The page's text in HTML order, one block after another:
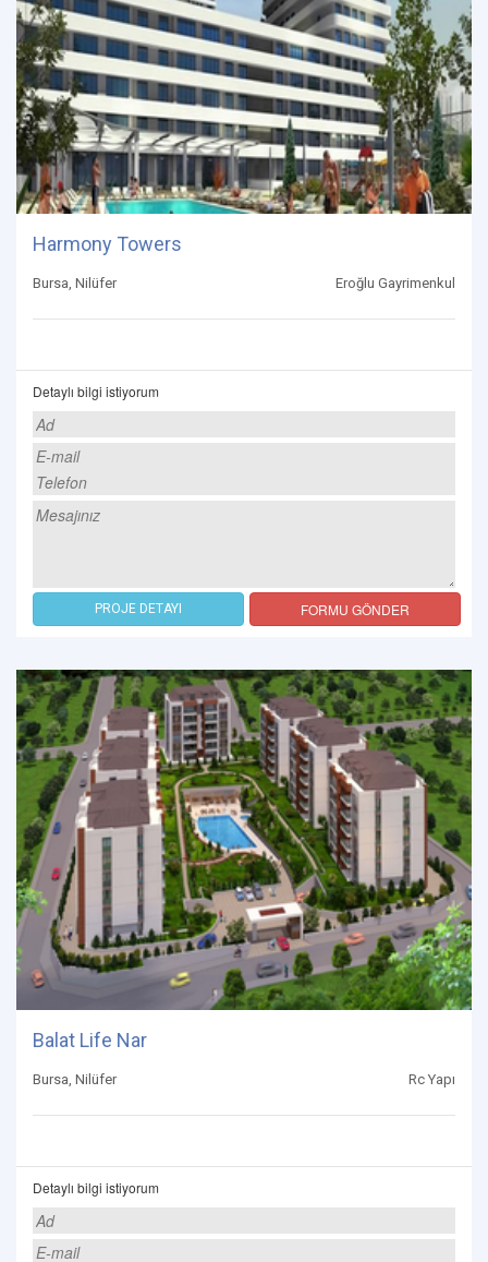
Harmony Towers
Bursa, Nilüfer Eroğlu Gayrimenkul
Detaylı bilgi istiyorum
PROJE DETAYI FORMU GÖNDER
Balat Life Nar
Bursa, Nilüfer Rc Yapı
Detaylı bilgi istiyorum